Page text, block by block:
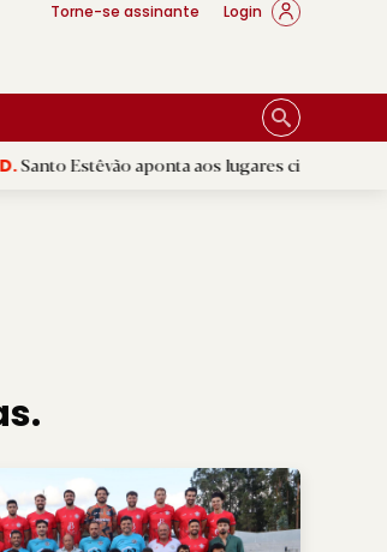
Torne-se assinante Login
aponta aos lugares cimeiros da Honra